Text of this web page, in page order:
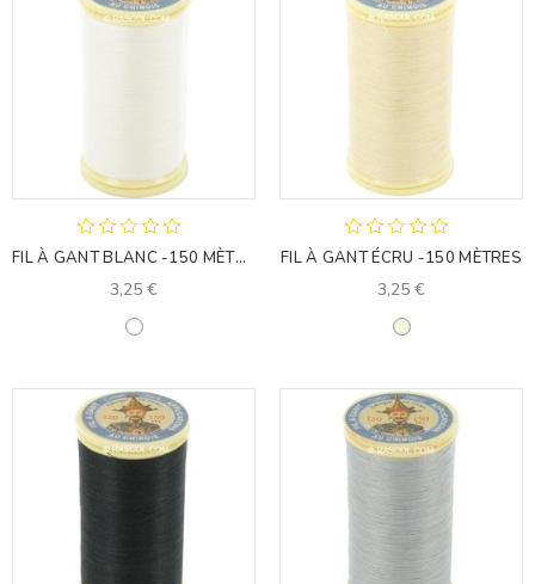
FIL À GANT BLANC -150 MÈTRES
3,25 €
Blanc
FIL À GANT ÉCRU -150 MÈTRES
3,25 €
Beige